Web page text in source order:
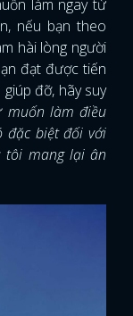
làm ngay từ
nếu bạn theo
hài lòng người
đạt được tiến
đỡ, hãy suy
muốn làm điều
đặc biệt đối với
tôi mang lại ân